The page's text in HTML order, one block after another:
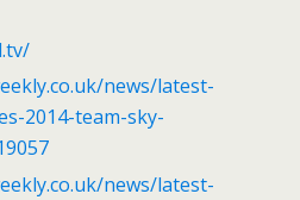
news/latest-
2014-team-sky-
news/latest-